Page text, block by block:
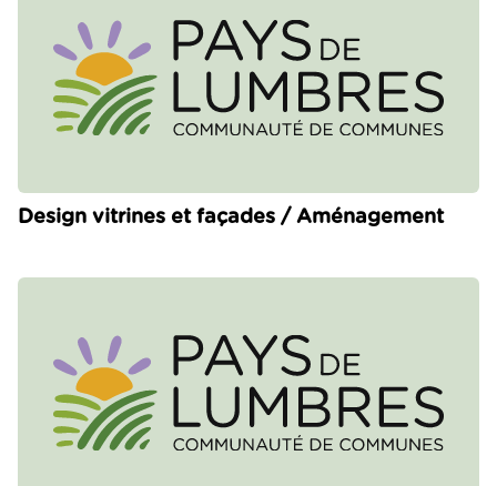
Design vitrines et façades / Aménagement